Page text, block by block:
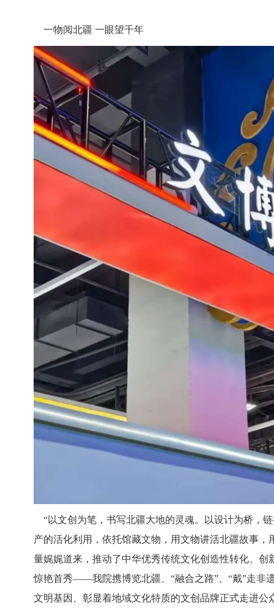
一物阅北疆 一眼望千年
“以文创为笔，书写北疆大地的灵魂。以设计为桥，
产的活化利用，依托馆藏文物，用文物讲活北疆故事
量娓娓道来，推动了中华优秀传统文化创造性转化、
惊艳首秀——我院携博览北疆、“融合之路”、“戴”走非
文明基因、彰显着地域文化特质的文创品牌正式走进